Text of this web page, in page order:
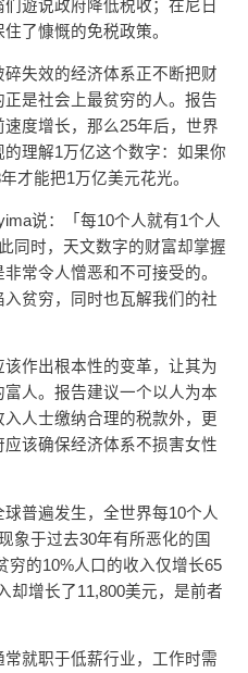
遊说政府降低税收；在尼日
了慷慨的免税政策。
失效的经济体系正不断把财
是社会上最贫穷的人。报告
度增长，那么25年后，世界
理解1万亿这个数字：如果你
才能把1万亿美元花光。
说：「每10个人就有1个人
同时，天文数字的财富却掌握
常令人憎恶和不可接受的。
贫穷，同时也瓦解我们的社
作出根本性的变革，让其为
人。报告建议一个以人为本
人士缴纳合理的税款外，更
该确保经济体系不损害女性
普遍发生，全世界每10个人
象于过去30年有所恶化的国
穷的10%人口的收入仅增长65
却增长了11,800美元，是前者
就职于低薪行业，工作时需